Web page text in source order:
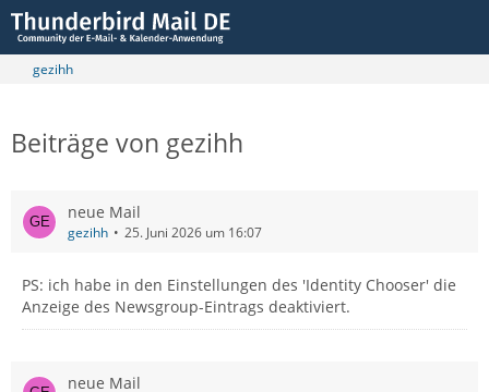
gezihh
Beiträge von gezihh
neue Mail
gezihh 25. Juni 2026 um 16:07
PS: ich habe in den Einstellungen des 'Identity Chooser' die
Anzeige des Newsgroup-Eintrags deaktiviert.
neue Mail